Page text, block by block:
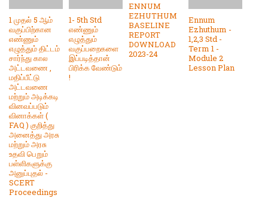
1 முதல் 5 ஆம்
வகுப்பிற்கான
எண்ணும்
எழுத்தும் திட்டம்
சார்ந்து கால
அட்டவணை ,
மதிப்பீட்டு
அட்டவணை
மற்றும் அடிக்கடி
வினவப்படும்
வினாக்கள் (
FAQ ) குறித்து
அனைத்து அரசு
மற்றும் அரசு
உதவி பெறும்
பள்ளிகளுக்கு
அனுப்புதல் -
SCERT
Proceedings
1- 5th Std
எண்ணும்
எழுத்தும்
வகுப்பறைகளை
இப்படித்தான்
பிரிக்க வேண்டும்
!
ENNUM
EZHUTHUM
BASELINE
REPORT
DOWNLOAD
2023-24
Ennum
Ezhuthum -
1,2,3 Std -
Term 1 -
Module 2
Lesson Plan